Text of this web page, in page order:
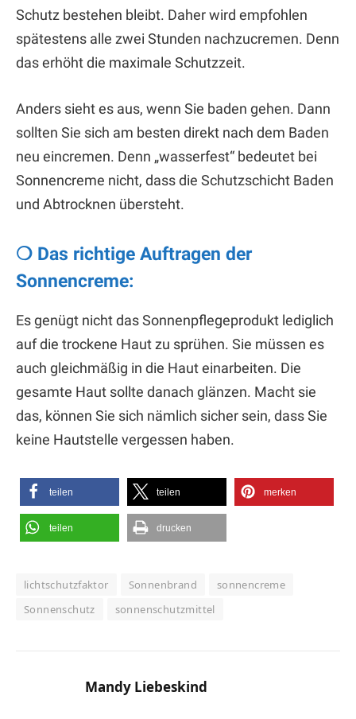
Schutz bestehen bleibt. Daher wird empfohlen
spätestens alle zwei Stunden nachzucremen. Denn
das erhöht die maximale Schutzzeit.
Anders sieht es aus, wenn Sie baden gehen. Dann
sollten Sie sich am besten direkt nach dem Baden
neu eincremen. Denn „wasserfest“ bedeutet bei
Sonnencreme nicht, dass die Schutzschicht Baden
und Abtrocknen übersteht.
❍ Das richtige Auftragen der
Sonnencreme:
Es genügt nicht das Sonnenpflegeprodukt lediglich
auf die trockene Haut zu sprühen. Sie müssen es
auch gleichmäßig in die Haut einarbeiten. Die
gesamte Haut sollte danach glänzen. Macht sie
das, können Sie sich nämlich sicher sein, dass Sie
keine Hautstelle vergessen haben.
teilen teilen merken
teilen drucken
lichtschutzfaktor Sonnenbrand
sonnencreme
Sonnenschutz
sonnenschutzmittel
Mandy Liebeskind